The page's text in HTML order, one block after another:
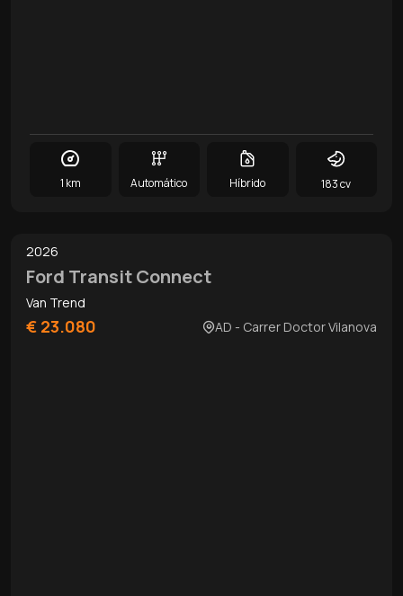
1 km Automático Híbrido 183 cv
2026
Ford Transit Connect
Van Trend
€ 23.080 AD - Carrer Doctor Vilanova